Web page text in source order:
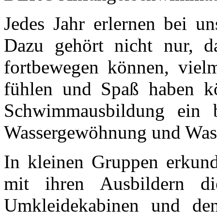
Jedes Jahr erlernen bei
Dazu gehört nicht nur,
fortbewegen können,
fühlen und Spaß haben
Schwimmausbildung ein
Wasser­gewöhnung und
In kleinen Gruppen
mit ihren Ausbildern
Umkleidekabinen und